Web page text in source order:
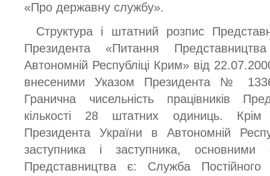
«Про державну службу».
Структура і штатний розпис
Президента «Питання
Автономній Республіці Крим» від
внесеними Указом Президента №
Гранична чисельність працівників
кількості 28 штатних одиниць. Крім
Президента України в Автономній
заступника і заступника, основними
Представництва є: Служба Постійного